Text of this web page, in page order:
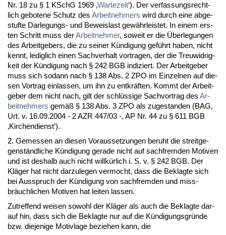
Nr. 18 zu § 1 KSchG 1969 ‚War­te­zeit‘). Der ver­fas­sungs­recht­
lich ge­bo­te­ne Schutz des Ar­beit­neh­mers wird durch ei­ne ab­ge­
stuf­te Dar­le­gungs- und Be­weis­last gewähr­leis­tet. In ei­nem ers­
ten Schritt muss derAr­beit­neh­mer, so­weit er die Über­le­gun­gen
des Ar­beit­ge­bers, die zu sei­ner Kündi­gung geführt ha­ben, nicht
kennt, le­dig­lich ei­nen Sach­ver­halt vor­tra­gen, der die Treu­wid­rig­
keit der Kündi­gung nach § 242 BGB in­di­ziert. Der Ar­beit­ge­ber
muss sich so­dann nach § 138 Abs. 2 ZPO im Ein­zel­nen auf die­
sen Vor­trag ein­las­sen, um ihn zu ent­kräften. Kommt der Ar­beit­
ge­ber dem nicht nach, gilt der schlüssi­ge Sach­vor­trag des Ar­
beit­neh­mers gemäß § 138 Abs. 3 ZPO als zu­ge­stan­den (BAG,
Urt. v. 16.09.2004 - 2 AZR 447/03 -, AP Nr. 44 zu § 611 BGB
‚Kir­chen­dienst‘).
2. Ge­mes­sen an die­sen Vor­aus­set­zun­gen be­ruht die streit­ge­
genständ­li­che Kündi­gung ge­ra­de nicht auf sach­frem­den Mo­ti­ven
und ist des­halb auch nicht willkürlich i. S. v. § 242 BGB. Der
Kläger hat nicht dar­zu­le­gen ver­mocht, dass die Be­klag­te sich
bei Aus­spruch der Kündi­gung von sach­frem­den und miss­
bräuch­li­chen Mo­ti­ven hat lei­ten las­sen.
Zu­tref­fend wei­sen so­wohl der Kläger als auch die Be­klag­te dar­
auf hin, dass sich die Be­klag­te nur auf die Kündi­gungs­gründe
bzw. die­je­ni­ge Mo­tiv­la­ge be­zie­hen kann, die